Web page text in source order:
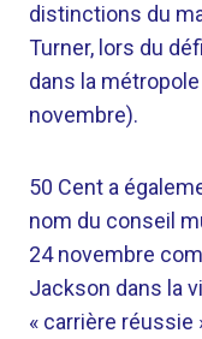
distinctions du
Turner, lors du
dans la
novembre).
50 Cent a
nom du conseil
24 novembre
Jackson dans la
« carrière réussie